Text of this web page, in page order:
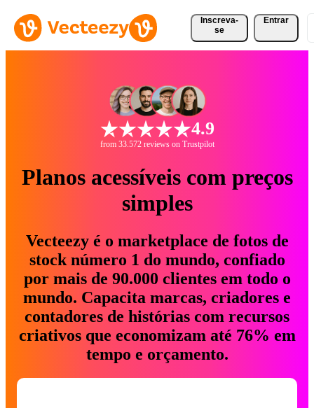
Inscreva-
se
Entrar
4.9
from 33.572 reviews on Trustpilot
Planos acessíveis com preços
simples
Vecteezy é o marketplace de fotos de
stock número 1 do mundo, confiado
por mais de 90.000 clientes em todo o
mundo. Capacita marcas, criadores e
contadores de histórias com recursos
criativos que economizam até 76% em
tempo e orçamento.